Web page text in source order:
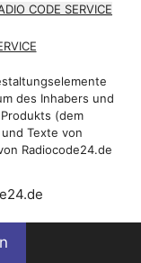
CODE SERVICE
des Inhabers und
(dem
Texte von
Radiocode24.de